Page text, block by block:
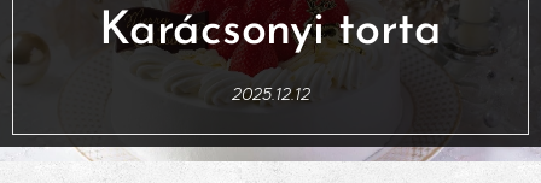
Karácsonyi torta
2025.12.12